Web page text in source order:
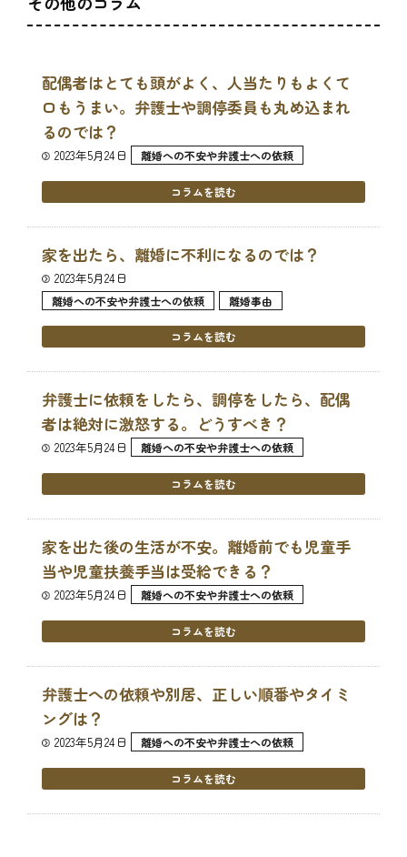
配偶者はとても頭がよく、人当たりもよくて
口もうまい。弁護士や調停委員も丸め込まれ
るのでは？
2023年5月24日 離婚への不安や弁護士への依頼
コラムを読む
家を出たら、離婚に不利になるのでは？
2023年5月24日
離婚への不安や弁護士への依頼 離婚事由
コラムを読む
弁護士に依頼をしたら、調停をしたら、配偶
者は絶対に激怒する。どうすべき？
2023年5月24日 離婚への不安や弁護士への依頼
コラムを読む
家を出た後の生活が不安。離婚前でも児童手
当や児童扶養手当は受給できる？
2023年5月24日 離婚への不安や弁護士への依頼
コラムを読む
弁護士への依頼や別居、正しい順番やタイミ
ングは？
2023年5月24日 離婚への不安や弁護士への依頼
コラムを読む